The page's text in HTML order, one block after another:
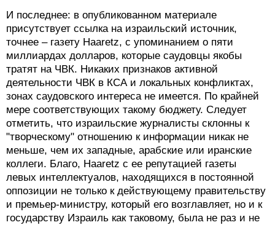
И последнее: в опубликованном материале
присутствует ссылка на израильский источник,
точнее – газету Haaretz, с упоминанием о пяти
миллиардах долларов, которые саудовцы якобы
тратят на ЧВК. Никаких признаков активной
деятельности ЧВК в КСА и локальных конфликтах,
зонах саудовского интереса не имеется. По крайней
мере соответствующих такому бюджету. Следует
отметить, что израильские журналисты склонны к
"творческому" отношению к информации никак не
меньше, чем их западные, арабские или иранские
коллеги. Благо, Haaretz с ее репутацией газеты
левых интеллектуалов, находящихся в постоянной
оппозиции не только к действующему правительству
и премьер-министру, который его возглавляет, но и к
государству Израиль как таковому, была не раз и не